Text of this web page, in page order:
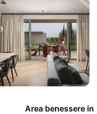
Area benessere in